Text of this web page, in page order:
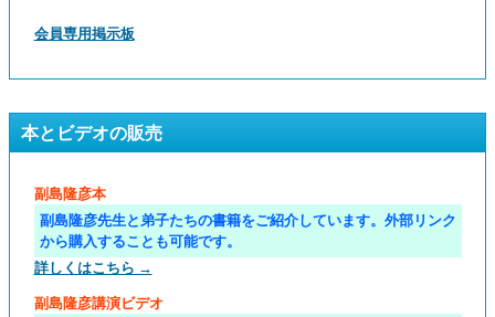
会員専用掲示板
本とビデオの販売
副島隆彦本
副島隆彦先生と弟子たちの書籍をご紹介しています。外部リンク
から購入することも可能です。
詳しくはこちら →
副島隆彦講演ビデオ